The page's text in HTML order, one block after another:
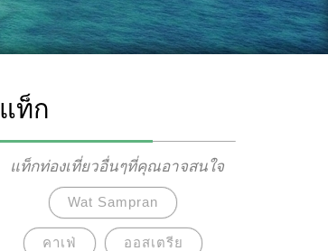
แท็ก
แท็กท่องเที่ยวอื่นๆที่คุณอาจสนใจ
Wat Sampran
คาเฟ่ ออสเตรีย